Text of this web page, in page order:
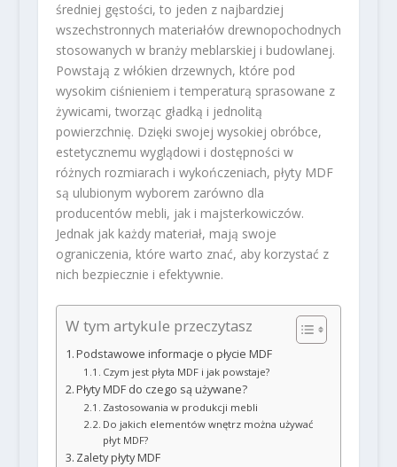
średniej gęstości, to jeden z najbardziej
wszechstronnych materiałów drewnopochodnych
stosowanych w branży meblarskiej i budowlanej.
Powstają z włókien drzewnych, które pod
wysokim ciśnieniem i temperaturą sprasowane z
żywicami, tworząc gładką i jednolitą
powierzchnię. Dzięki swojej wysokiej obróbce,
estetycznemu wyglądowi i dostępności w
różnych rozmiarach i wykończeniach, płyty MDF
są ulubionym wyborem zarówno dla
producentów mebli, jak i majsterkowiczów.
Jednak jak każdy materiał, mają swoje
ograniczenia, które warto znać, aby korzystać z
nich bezpiecznie i efektywnie.
W tym artykule przeczytasz
Podstawowe informacje o płycie MDF
Czym jest płyta MDF i jak powstaje?
Płyty MDF do czego są używane?
Zastosowania w produkcji mebli
Do jakich elementów wnętrz można używać
płyt MDF?
Zalety płyty MDF